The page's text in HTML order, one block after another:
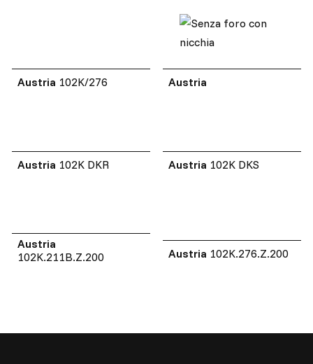
Austria 102K/276 Austria
Austria 102K DKR Austria 102K DKS
Austria
102K.211B.Z.200
Austria 102K.276.Z.200